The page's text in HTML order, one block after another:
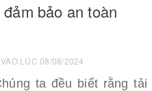
bảo an toàn
VÀO LÚC 08/08/2024
ta đều biết rằng tải